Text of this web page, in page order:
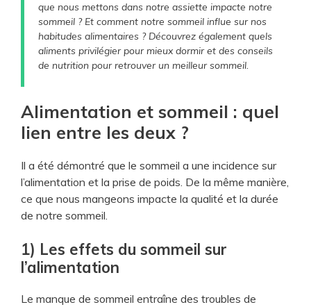
e
o
que nous mettons dans notre assiette impacte notre
sommeil ? Et comment notre sommeil influe sur nos
habitudes alimentaires ? Découvrez également quels
aliments privilégier pour mieux dormir et des conseils
de nutrition pour retrouver un meilleur sommeil.
Alimentation et sommeil : quel
lien entre les deux ?
Il a été démontré que le sommeil a une incidence sur
l’alimentation et la prise de poids. De la même manière,
ce que nous mangeons impacte la qualité et la durée
de notre sommeil.
1) Les effets du sommeil sur
l’alimentation
Le manque de sommeil entraîne des troubles de